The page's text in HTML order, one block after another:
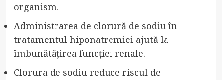
organism.
Administrarea de clorură de sodiu în
tratamentul hiponatremiei ajută la
îmbunătățirea funcției renale.
Clorura de sodiu reduce riscul de